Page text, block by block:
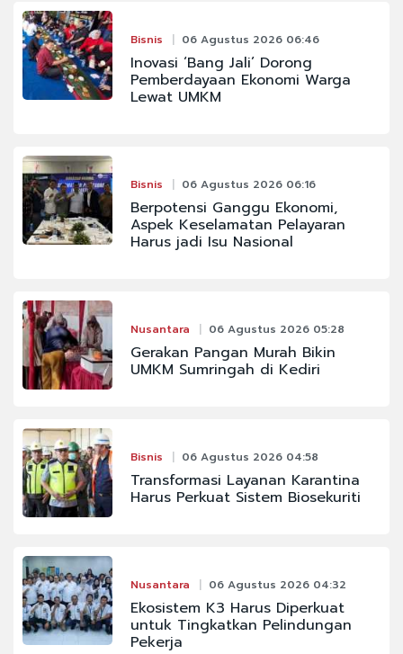
Bisnis 06 Agustus 2026 06:46
Inovasi ‘Bang Jali’ Dorong
Pemberdayaan Ekonomi Warga
Lewat UMKM
Bisnis 06 Agustus 2026 06:16
Berpotensi Ganggu Ekonomi,
Aspek Keselamatan Pelayaran
Harus jadi Isu Nasional
Nusantara 06 Agustus 2026 05:28
Gerakan Pangan Murah Bikin
UMKM Sumringah di Kediri
Bisnis 06 Agustus 2026 04:58
Transformasi Layanan Karantina
Harus Perkuat Sistem Biosekuriti
Nusantara 06 Agustus 2026 04:32
Ekosistem K3 Harus Diperkuat
untuk Tingkatkan Pelindungan
Pekerja